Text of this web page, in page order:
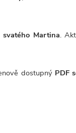
Martina.
dostupný PDF